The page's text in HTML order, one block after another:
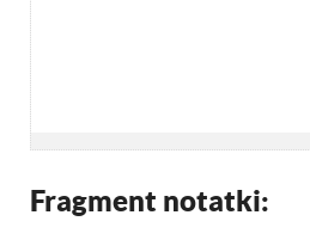
Fragment notatki: